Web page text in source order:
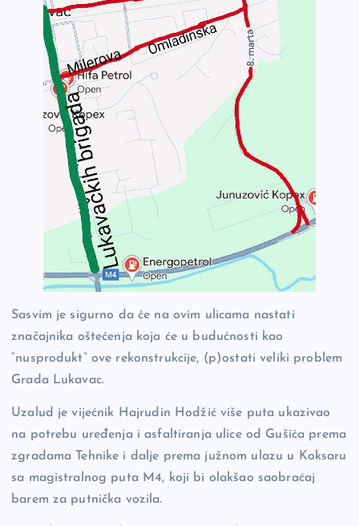
Sasvim je sigurno da će na ovim ulicama nastati
značajnika oštećenja koja će u budućnosti kao
“nusprodukt” ove rekonstrukcije, (p)ostati veliki problem
Grada Lukavac.
Uzalud je vijećnik Hajrudin Hodžić više puta ukazivao
na potrebu uređenja i asfaltiranja ulice od Gušića prema
zgradama Tehnike i dalje prema južnom ulazu u Koksaru
sa magistralnog puta M4, koji bi olakšao saobraćaj
barem za putnička vozila.